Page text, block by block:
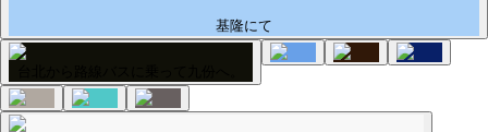
基隆にて